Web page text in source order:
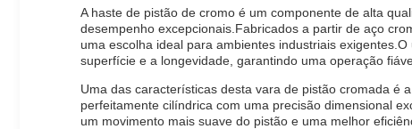
A haste de pistão de cromo é um componente de alta
desempenho excepcionais.Fabricados a partir de aço
uma escolha ideal para ambientes industriais
superfície e a longevidade, garantindo uma operação
Uma das características desta vara de pistão cromada é
perfeitamente cilíndrica com uma precisão dimensional
um movimento mais suave do pistão e uma melhor